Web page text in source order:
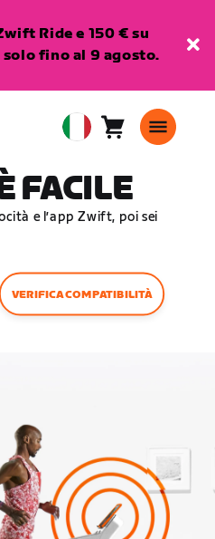
Ride e 150 € su
solo fino al 9 agosto.
European
Italiano
Carrello0
FACILE
e l’app Zwift, poi sei
VERIFICA COMPATIBILITÀ